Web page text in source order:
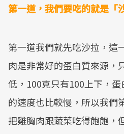
第一道，我們要吃的就是「
第一道我們就先吃沙拉，這
肉是非常好的蛋白質來源，
低，100克只有100上下，
的速度也比較慢，所以我們
把雞胸肉跟蔬菜吃得飽飽，